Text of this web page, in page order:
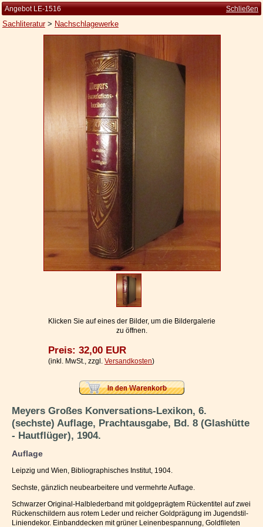
Kleine Kulturgeschichte
Die Brockhaus Auflagen
Die Meyer Auflagen
Zu den Angeboten
Widerrufsbelehrung
Datenschutzerklärung
Ihr Warenkorb
Angebot LE-1516 Schließen
Sachliteratur> Nachschlagewerke
Klicken Sie auf eines der Bilder, um die Bildergalerie
zu öffnen.
Preis: 32,00 EUR
(inkl. MwSt., zzgl. Versandkosten)
Meyers Großes Konversations-Lexikon, 6.
(sechste) Auflage, Prachtausgabe, Bd. 8 (Glashütte
- Hautflüger), 1904.
Auflage
Leipzig und Wien, Bibliographisches Institut, 1904.
Sechste, gänzlich neubearbeitere und vermehrte Auflage.
Schwarzer Original-Halblederband mit goldgeprägtem Rückentitel auf zwei
Rückenschildern aus rotem Leder und reicher Goldprägung im Jugendstil-
Liniendekor. Einbanddecken mit grüner Leinenbespannung, Goldfileten